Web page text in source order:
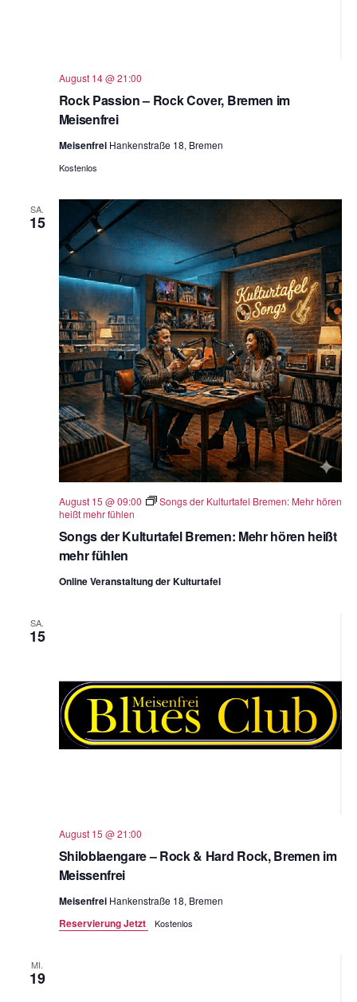
Rock Passion – Rock Cover, Bremen im
Meisenfrei
August 14 @ 21:00
Meisenfrei Hankenstraße 18, Bremen
Kostenlos
SA.
15
Songs der Kulturtafel Bremen: Mehr hören heißt
mehr fühlen
August 15 @ 09:00
Songs der Kulturtafel Bremen: Mehr hören
heißt mehr fühlen
Online Veranstaltung der Kulturtafel
SA.
15
Shiloblaengare – Rock & Hard Rock, Bremen im
Meissenfrei
August 15 @ 21:00
Meisenfrei Hankenstraße 18, Bremen
Reservierung Jetzt Kostenlos
MI.
19